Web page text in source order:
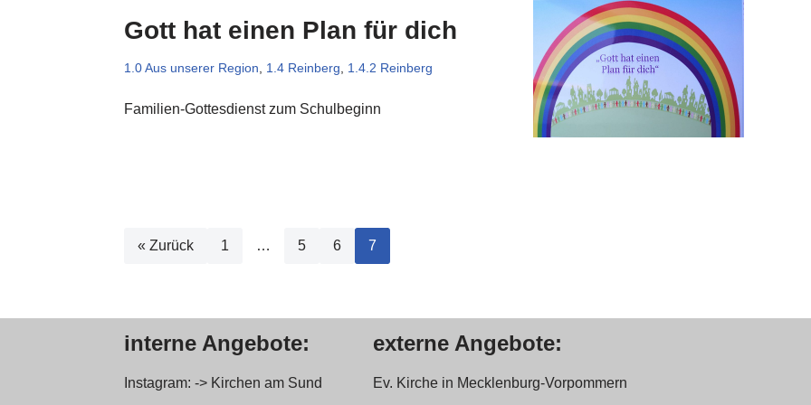
Gott hat einen Plan für dich
1.0 Aus unserer Region, 1.4 Reinberg, 1.4.2 Reinberg
Familien-Gottesdienst zum Schulbeginn
« Zurück 1 … 5 6 7
interne Angebote:
Instagram: -> Kirchen am Sund
externe Angebote:
Ev. Kirche in Mecklenburg-Vorpommern